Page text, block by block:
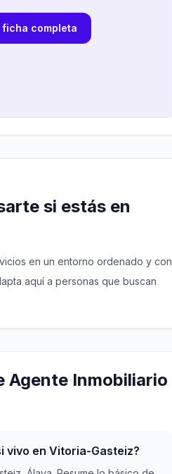
ficha completa
si estás en
en un entorno ordenado y con
aquí a personas que buscan
Agente Inmobiliario
vivo en Vitoria-Gasteiz?